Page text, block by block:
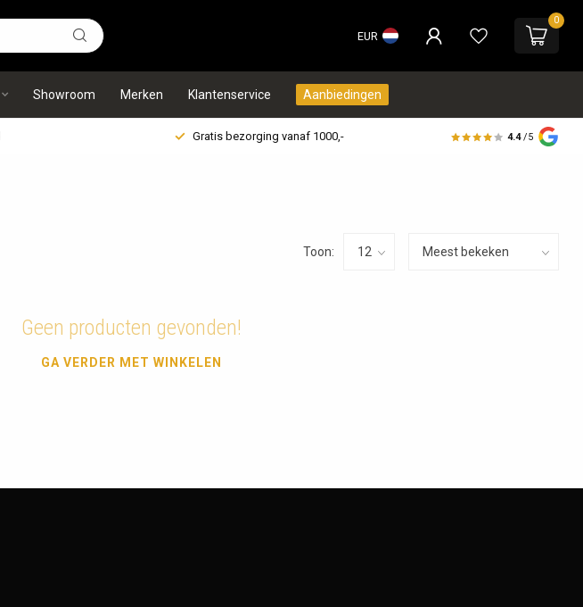
EUR
0
Showroom Merken Klantenservice Aanbiedingen
Gratis bezorging vanaf 1000,- 4.4 /5
Toon:
Geen producten gevonden!
GA VERDER MET WINKELEN